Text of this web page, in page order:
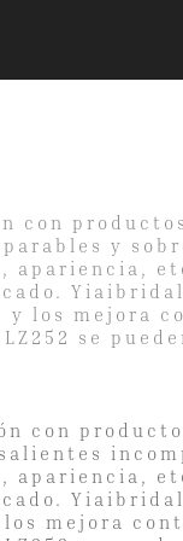
con
y
los mejora
se
con
apariencia,
mejora